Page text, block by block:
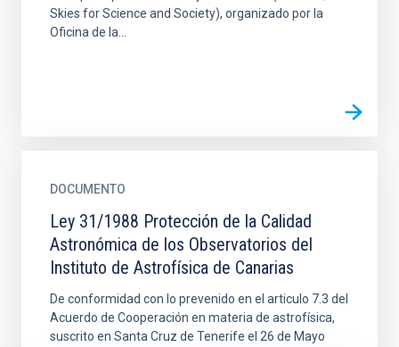
Skies for Science and Society), organizado por la
Oficina de la...
DOCUMENTO
Ley 31/1988 Protección de la Calidad
Astronómica de los Observatorios del
Instituto de Astrofísica de Canarias
De conformidad con lo prevenido en el articulo 7.3 del
Acuerdo de Cooperación en materia de astrofísica,
suscrito en Santa Cruz de Tenerife el 26 de Mayo